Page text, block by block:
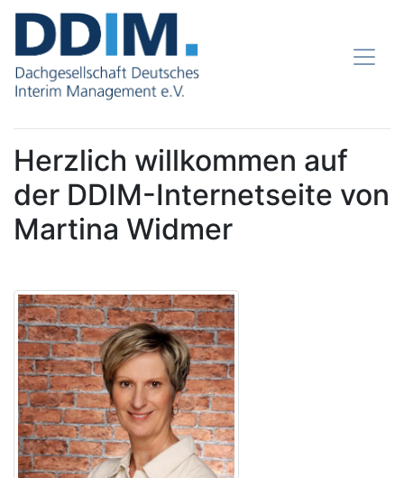
Herzlich willkommen auf
der DDIM-Internetseite von
Martina Widmer